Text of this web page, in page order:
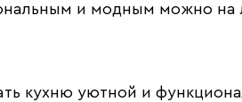
и модным можно
кухню уютной и